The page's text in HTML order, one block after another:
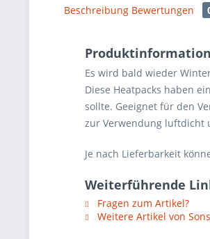
Beschreibung Bewertungen
Es wird bald wieder
Diese Heatpacks haben
sollte. Geeignet für den
zur Verwendung luftdicht
Je nach Lieferbarkeit
Weiterführende
Fragen zum Artikel?
Weitere Artikel von